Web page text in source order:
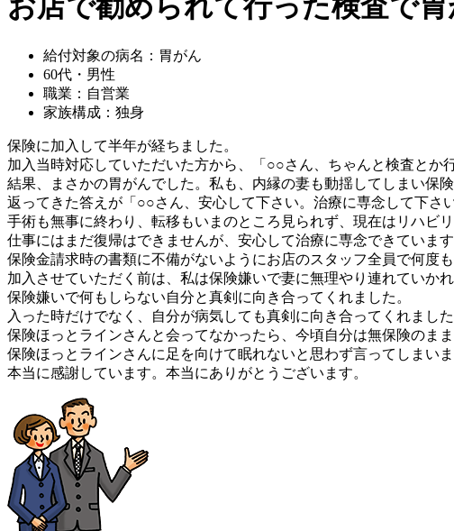
お店で勧められて行った検査で
給付対象の病名：胃がん
60代・男性
職業：自営業
家族構成：独身
保険に加入して半年が経ちました。
加入当時対応していただいた方から、「○○さん、ちゃんと検査とか
結果、まさかの胃がんでした。私も、内縁の妻も動揺してしまい保
返ってきた答えが「○○さん、安心して下さい。治療に専念して下さ
手術も無事に終わり、転移もいまのところ見られず、現在はリハビリ
仕事にはまだ復帰はできませんが、安心して治療に専念できています
保険金請求時の書類に不備がないようにお店のスタッフ全員で何度も
加入させていただく前は、私は保険嫌いで妻に無理やり連れていか
保険嫌いで何もしらない自分と真剣に向き合ってくれました。
入った時だけでなく、自分が病気しても真剣に向き合ってくれました
保険ほっとラインさんと会ってなかったら、今頃自分は無保険のま
保険ほっとラインさんに足を向けて眠れないと思わず言ってしまいま
本当に感謝しています。本当にありがとうございます。